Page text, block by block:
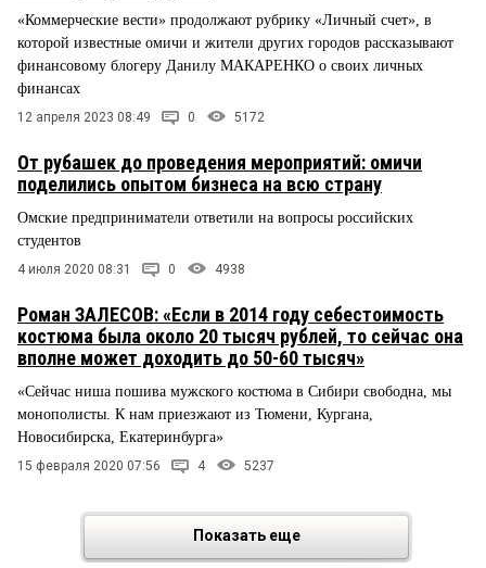
«Коммерческие вести» продолжают рубрику «Личный счет», в
которой известные омичи и жители других городов рассказывают
финансовому блогеру Данилу МАКАРЕНКО о своих личных
финансах
12 апреля 2023 08:49 0 5172
От рубашек до проведения мероприятий: омичи
поделились опытом бизнеса на всю страну
Омские предприниматели ответили на вопросы российских
студентов
4 июля 2020 08:31 0 4938
Роман ЗАЛЕСОВ: «Если в 2014 году себестоимость
костюма была около 20 тысяч рублей, то сейчас она
вполне может доходить до 50-60 тысяч»
«Сейчас ниша пошива мужского костюма в Сибири свободна, мы
монополисты. К нам приезжают из Тюмени, Кургана,
Новосибирска, Екатеринбурга»
15 февраля 2020 07:56 4 5237
Показать еще